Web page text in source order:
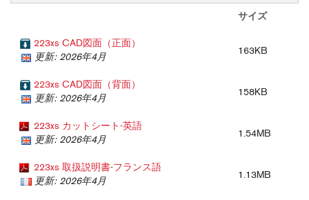
サイズ
223xs CAD図面（正面）
更新: 2026年4月
163KB
223xs CAD図面（背面）
更新: 2026年4月
158KB
223xs カットシート-英語
更新: 2026年4月
1.54MB
223xs 取扱説明書-フランス語
更新: 2026年4月
1.13MB